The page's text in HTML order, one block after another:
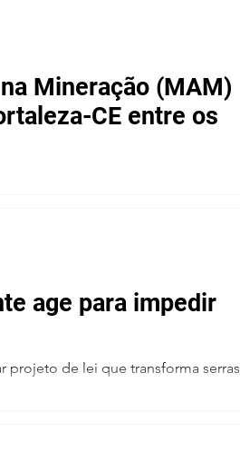
Mineração (MAM)
CE entre os
age para impedir
projeto de lei que transforma serras